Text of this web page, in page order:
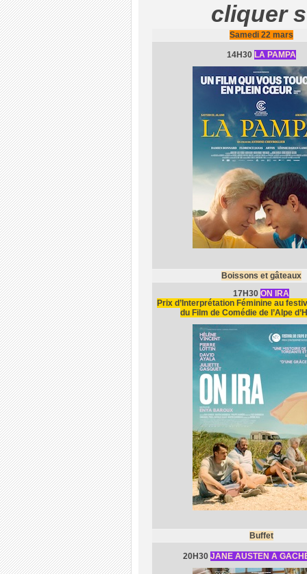
cliquer
Samedi 22 mars
14H30 LA PAMPA
Boissons et gâteaux
17H30 ON IRA
Prix d’Interprétation Féminine au
du Film de Comédie de l’Alpe
Buffet
20H30 JANE AUSTEN A